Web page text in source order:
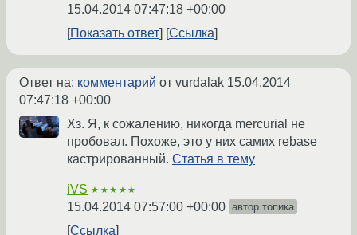
15.04.2014 07:47:18 +00:00
Показать ответ
Ссылка
Ответ на: комментарий от vurdalak 15.04.2014
07:47:18 +00:00
Хз. Я, к сожалению, никогда mercurial не
пробовал. Похоже, это у них самих rebase
кастрированный. Статья в тему
iVS ★★★★★
15.04.2014 07:57:00 +00:00 автор топика
Ссылка